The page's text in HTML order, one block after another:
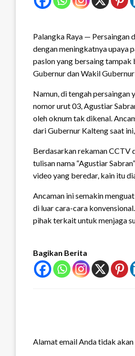
Palangka Raya — Persaingan
dengan meningkatnya upaya
paslon yang bersaing
Gubernur dan Wakil
Namun, di tengah persaingan
nomor urut 03, Agustiar
oleh oknum tak dikenal.
dari Gubernur Kalteng saat
Berdasarkan rekaman CCTV
tulisan nama “Agustiar
video yang beredar, kain itu
Ancaman ini semakin
di luar cara-cara
pihak terkait untuk menjaga
Bagikan Berita
Alamat email Anda tidak